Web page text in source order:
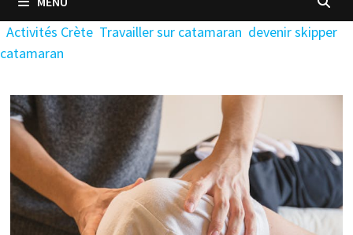
Activités Crète Travailler sur catamaran devenir skipper
catamaran